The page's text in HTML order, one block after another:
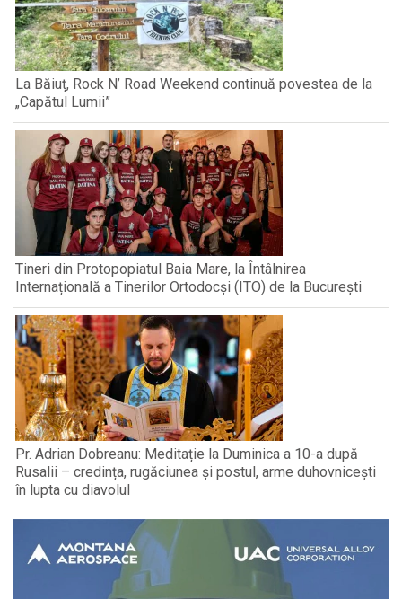
La Băiuț, Rock N’ Road Weekend continuă povestea de la
„Capătul Lumii”
Tineri din Protopopiatul Baia Mare, la Întâlnirea
Internațională a Tinerilor Ortodocși (ITO) de la București
Pr. Adrian Dobreanu: Meditație la Duminica a 10-a după
Rusalii – credința, rugăciunea și postul, arme duhovnicești
în lupta cu diavolul